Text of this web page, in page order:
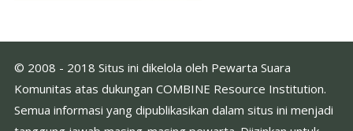
© 2008 - 2018 Situs ini dikelola oleh Pewarta Suara
Komunitas atas dukungan COMBINE Resource Institution.
Semua informasi yang dipublikasikan dalam situs ini menjadi